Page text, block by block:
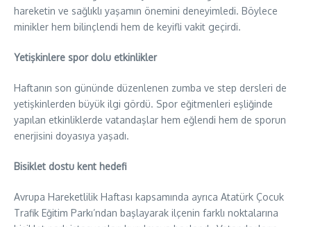
hareketin ve sağlıklı yaşamın önemini deneyimledi. Böylece
minikler hem bilinçlendi hem de keyifli vakit geçirdi.
Yetişkinlere spor dolu etkinlikler
Haftanın son gününde düzenlenen zumba ve step dersleri de
yetişkinlerden büyük ilgi gördü. Spor eğitmenleri eşliğinde
yapılan etkinliklerde vatandaşlar hem eğlendi hem de sporun
enerjisini doyasıya yaşadı.
Bisiklet dostu kent hedefi
Avrupa Hareketlilik Haftası kapsamında ayrıca Atatürk Çocuk
Trafik Eğitim Parkı’ndan başlayarak ilçenin farklı noktalarına